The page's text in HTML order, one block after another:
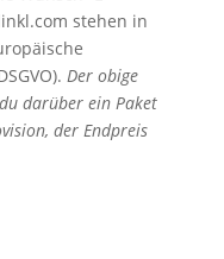
stehen in
Der obige
darüber ein Paket
der Endpreis